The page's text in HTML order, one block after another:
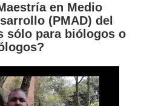
en Medio
(PMAD) del
sólo para biólogos o